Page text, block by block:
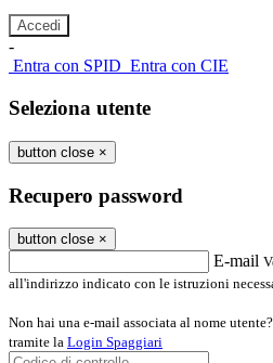
-
Entra con SPID Entra con CIE
Seleziona utente
button close ×
Recupero password
button close ×
E-mail
all'indirizzo indicato con le istruzioni
Non hai una e-mail associata al nome
tramite la Login Spaggiari